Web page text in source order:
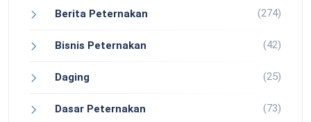
Berita Peternakan (274)
Bisnis Peternakan (42)
Daging (25)
Dasar Peternakan (73)